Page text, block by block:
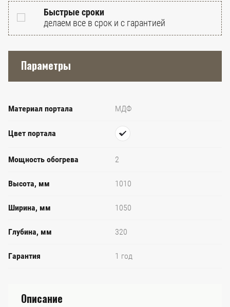
Быстрые сроки
делаем все в срок и с гарантией
Параметры
Материал портала МДФ
Цвет портала
Мощность обогрева 2
Высота, мм 1010
Ширина, мм 1050
Глубина, мм 320
Гарантия 1 год
Описание